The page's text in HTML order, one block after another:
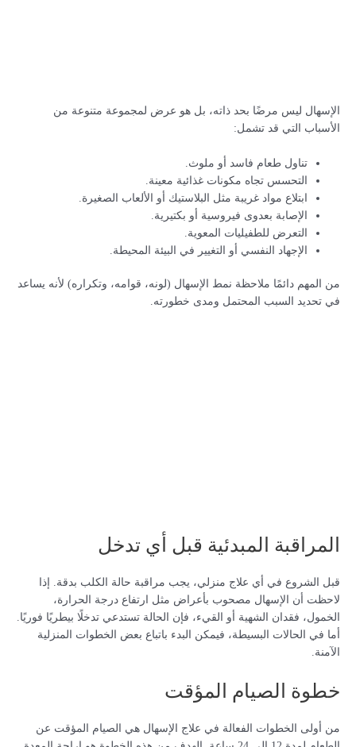
الإسهال ليس مرضًا بحد ذاته، بل هو عرض لمجموعة متنوعة من
الأسباب التي قد تشمل:
تناول طعام فاسد أو ملوث.
التحسس تجاه مكونات غذائية معينة.
ابتلاع مواد غريبة مثل البلاستيك أو الألعاب الصغيرة.
الإصابة بعدوى فيروسية أو بكتيرية.
التعرض للطفيليات المعوية.
الإجهاد النفسي أو التغيير في البيئة المحيطة.
من المهم دائمًا ملاحظة نمط الإسهال (لونه، قوامه، وتكراره) لأنه يساعد
في تحديد السبب المحتمل ومدى خطورته.
المراقبة المبدئية قبل أي تدخل
قبل الشروع في أي علاج منزلي، يجب مراقبة حالة الكلب بدقة. إذا
لاحظت أن الإسهال مصحوب بأعراض مثل ارتفاع درجة الحرارة،
الخمول، فقدان الشهية أو القيء، فإن الحالة تستدعي تدخلًا بيطريًا فوريًا.
أما في الحالات البسيطة، فيمكن البدء باتباع بعض الخطوات المنزلية
الآمنة.
خطوة الصيام المؤقت
من أولى الخطوات الفعالة في علاج الإسهال هي الصيام المؤقت عن